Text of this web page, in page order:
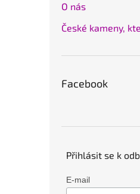
O nás
České kameny,
Facebook
Přihlásit se k
E-mail